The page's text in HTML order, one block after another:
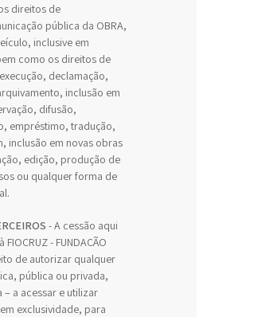
direitos de
pública da OBRA,
inclusive em
como os direitos de
declamação,
inclusão em
difusão,
empréstimo, tradução,
inclusão em novas obras
edição, produção de
ou qualquer forma de
- A cessão aqui
- FUNDAÇÃO
de autorizar qualquer
pública ou privada,
– a acessar e utilizar
exclusividade, para